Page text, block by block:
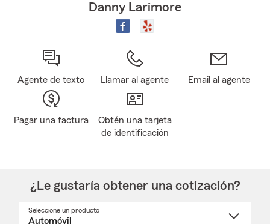
Danny Larimore
Agente de texto Llamar al agente Email al agente
Pagar una factura
Obtén una tarjeta
de identificación
¿Le gustaría obtener una cotización?
Seleccione un producto